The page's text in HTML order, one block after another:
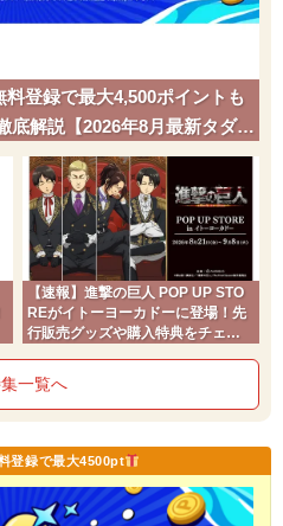
料登録で最大4,500ポイントも
底解説【2026年8月最新タダポ
【速報】進撃の巨人 POP UP STO
REがイトーヨーカドーに登場！先
行販売グッズや購入特典をチェッ
一覧へ
登録で最大4500pt